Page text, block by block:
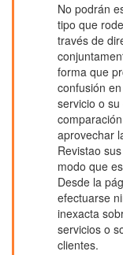
No podrán
tipo que
través de
forma que
confusión
servicio o
aprovechar
Revistao
modo que
Desde la
efectuarse
inexacta
servicios o
clientes.